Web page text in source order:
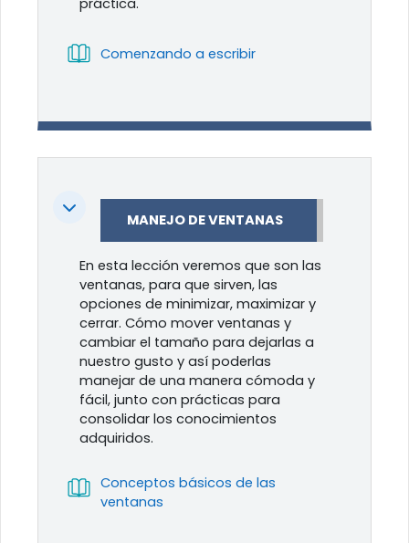
práctica.
Comenzando a escribirLibro
Colapsar MANEJO DE VENTANAS
En esta lección veremos que son las
ventanas, para que sirven, las
opciones de minimizar, maximizar y
cerrar. Cómo mover ventanas y
cambiar el tamaño para dejarlas a
nuestro gusto y así poderlas
manejar de una manera cómoda y
fácil, junto con prácticas para
consolidar los conocimientos
adquiridos.
Conceptos básicos de las
ventanas